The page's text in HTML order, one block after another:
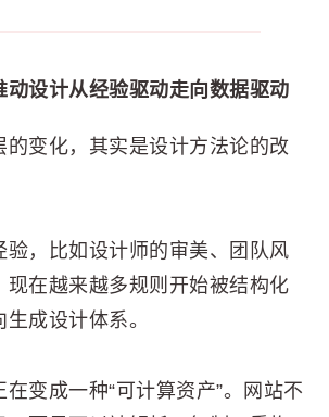
动设计从经验驱动走向数据驱动
的变化，其实是设计方法论的改
验，比如设计师的审美、团队风
现在越来越多规则开始被结构化
成设计体系。
变成一种“可计算资产”。网站不